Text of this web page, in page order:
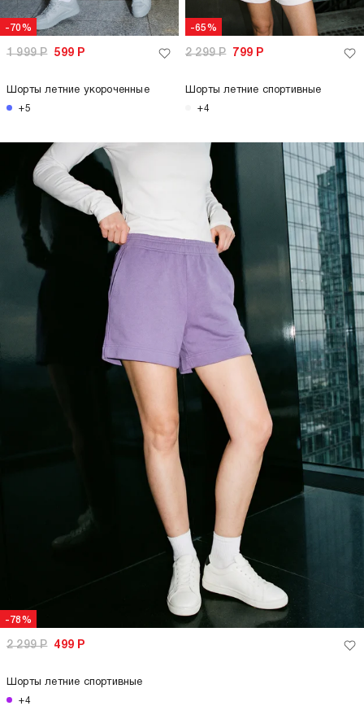
-70%
1 999Р 599 Р
Шорты летние укороченные
+5
-65%
2 299Р 799 Р
Шорты летние спортивные
+4
-78%
2 299Р 499 Р
Шорты летние спортивные
+4